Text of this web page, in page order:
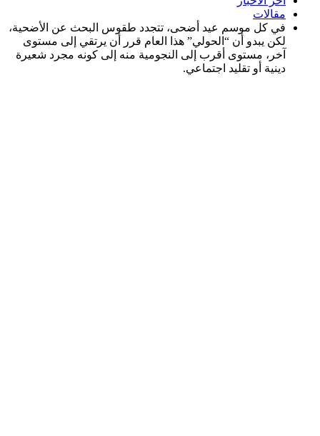
مقالات
في كل موسم عيد أضحى، تتجدد طقوس البحث عن الأضحية،
لكن يبدو أن “الحولي” هذا العام قرر أن يرتقي إلى مستوى
آخر، مستوى أقرب إلى النجومية منه إلى كونه مجرد شعيرة
دينية أو تقليد اجتماعي.